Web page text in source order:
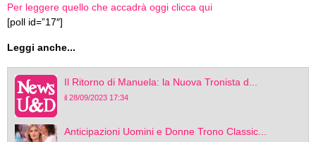
Per leggere quello che accadrà oggi clicca qui
[poll id=”17″]
Leggi anche...
Il Ritorno di Manuela: la Nuova Tronista d...
il 28/09/2023 17:34
Anticipazioni Uomini e Donne Trono Classic...